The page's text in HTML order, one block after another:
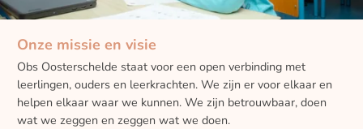
Onze missie en visie
Obs Oosterschelde staat voor een open verbinding met
leerlingen, ouders en leerkrachten. We zijn er voor elkaar en
helpen elkaar waar we kunnen. We zijn betrouwbaar, doen
wat we zeggen en zeggen wat we doen.